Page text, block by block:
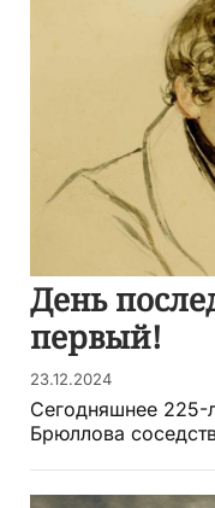
День
первый!
23.12.2024
Сегодняшнее 225-
Брюллова